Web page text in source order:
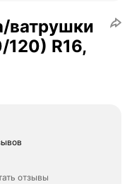
ватрушки
R16,
отзывы